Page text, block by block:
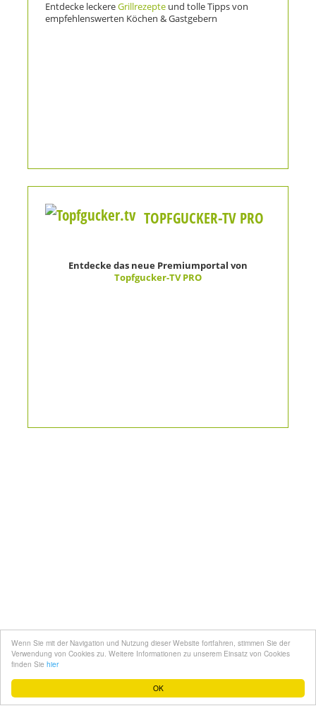
OK
Wenn Sie mit der Navigation und Nutzung dieser Website fortfahren, stimmen Sie der
Verwendung von Cookies zu. Weitere Informationen zu unserem Einsatz von Cookies
finden Sie hier
Entdecke leckereGrillrezepte und tolle Tipps von
empfehlenswerten Köchen & Gastgebern
TOPFGUCKER-TV PRO
Entdecke das neue Premiumportal von
Topfgucker-TV PRO
Topfgucker werden
Über uns
Datenschutz